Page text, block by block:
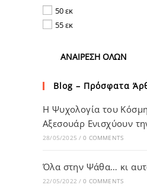
50 εκ
55 εκ
ΑΝΑΊΡΕΣΗ ΌΛΩΝ
Blog – Πρόσφατα
Η Ψυχολογία του
Αξεσουάρ Ενισχύουν
28/05/2025 / 0 COMMENTS
Όλα στην Ψάθα… κι
22/05/2022 / 0 COMMENTS